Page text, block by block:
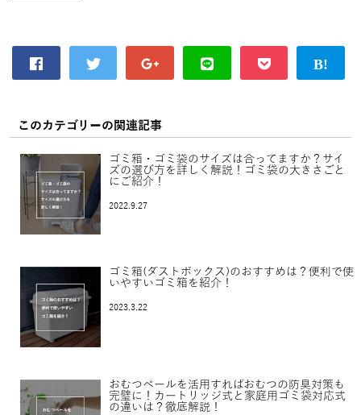
このカテゴリーの関連記事
ゴミ箱・ゴミ袋のサイズは合ってますか？サイ
ズの選び方を詳しく解説！ゴミ袋の大きさごと
にご紹介！
2022.9.27
ゴミ箱(ダストボックス)のおすすめは？便利で使
いやすいゴミ箱を紹介！
2023.3.22
おむつペールを活用すればおむつの防臭対策も
完璧に！カートリッジ式と家庭用ゴミ袋対応式
の違いは？徹底解説！